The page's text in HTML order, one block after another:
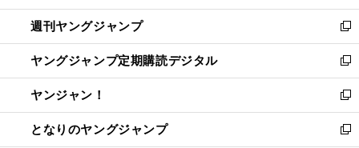
開
く
ウ
で
開
く
ン
ド
ウ
で
開
く
ウ
ィ
ン
ド
ウ
で
開
く
週刊ヤングジャンプ
新
し
い
ウ
ィ
ン
ド
ヤングジャンプ定期購読デジタル
新
し
い
ウ
ィ
ヤンジャン！
新
し
い
となりのヤングジャンプ
新